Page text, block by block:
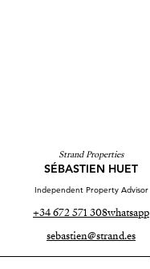
Strand Properties
SÉBASTIEN HUET
Independent Property Advisor
+34 672 571 308whatsapp
sebastien@strand.es